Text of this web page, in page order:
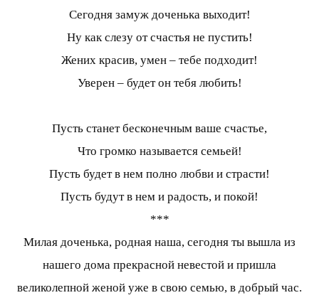
Сегодня замуж доченька выходит!
Ну как слезу от счастья не пустить!
Жених красив, умен – тебе подходит!
Уверен – будет он тебя любить!
Пусть станет бесконечным ваше счастье,
Что громко называется семьей!
Пусть будет в нем полно любви и страсти!
Пусть будут в нем и радость, и покой!
***
Милая доченька, родная наша, сегодня ты вышла из
нашего дома прекрасной невестой и пришла
великолепной женой уже в свою семью, в добрый час.